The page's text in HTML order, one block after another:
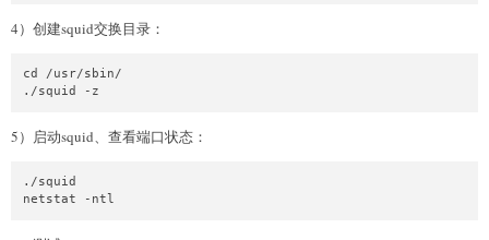
4）创建squid交换目录：
cd /usr/sbin/
./squid -z
5）启动squid、查看端口状态：
./squid
netstat -ntl